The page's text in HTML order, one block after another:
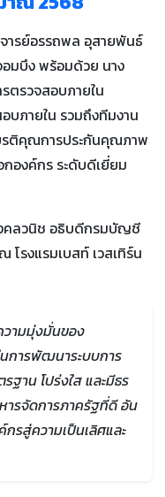
ารย์อรรถพล อุสายพันธ์
มบึง พร้อมด้วย นาง
ตรวจสอบภายใน
บภายใน รวมถึงทีมงาน
รติคุณการประกันคุณภาพ
องค์กร ระดับดีเยี่ยม
คลวนิช อธิบดีกรมบัญชี
รงแรมเบสท์ เวสเทิร์น
วามมุ่งมั่นของ
การพัฒนาระบบการ
าน โปร่งใส และมีธร
รจัดการภาครัฐที่ดี อัน
รสู่ความเป็นเลิศและ